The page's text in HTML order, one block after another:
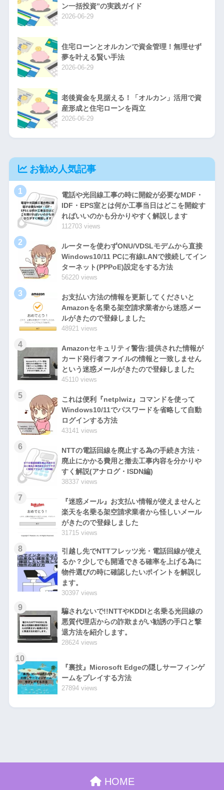
ン一括投資”の実践ガイド
2026-06-29
住宅ローンとオルカンで資金管理！無理せず
夢を叶える賢い手法
2026-06-29
老後資金を見据える！「オルカン」活用で資
産形成と住宅ローンを両立
2026-06-29
お勧め人気記事
1
電話や光回線工事の時に開錠が必要なMDF・
IDF・EPS室とは何か工事当日はどこを開錠す
ればいいのかも分かりやすく解説します
112703 views
2
ルーターを使わずONU/VDSLモデムから直接
Windows10/11 PCに有線LANで接続してイン
ターネット(PPPoE)設定をする方法
56220 views
3
お支払い方法の情報を更新してくださいと
Amazonを名乗る架空請求業者から迷惑メー
ルがきたので登録しました
48921 views
4
Amazonセキュリティ警告:提供された情報が
カード発行者ファイルの情報と一致しません
という迷惑メールがきたので登録しました
45110 views
5
これは便利『netplwiz』コマンドを使って
Windows10/11でパスワードを省略して自動
ログインする方法
43141 views
6
NTTの電話回線を廃止する為の手続き方法・
廃止にかかる費用と撤去工事内容を分かりや
すく解説(アナログ・ISDN編)
38337 views
7
『迷惑メール』お支払い情報が使えませんと
楽天を名乗る架空請求業者から怪しいメール
がきたので登録しました
31715 views
8
引越し先でNTTフレッツ光・電話回線が使え
るか？少しでも開通できる確率を上げる為に
物件選びの時に確認したいポイントを解説し
ます。
30397 views
9
騙されないで!!NTTやKDDIと名乗る光回線の
悪質代理店からの詐欺まがい勧誘の手口と撃
退方法を紹介します。
28624 views
10
『裏技』Microsoft Edgeの隠しサーフィンゲ
ームをプレイする方法
27894 views
HOME